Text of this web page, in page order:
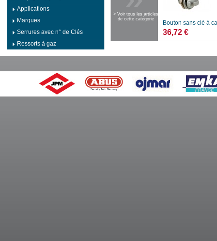
Applications
Marques
Serrures avec n° de Clés
Ressorts à gaz
> Voir tous les articles
de cette catégorie
Bouton sans clé à
36,72 €